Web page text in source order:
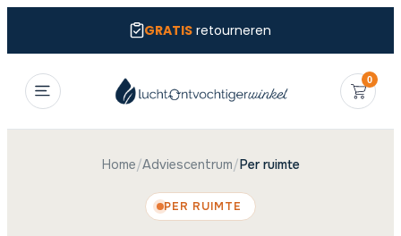
GRATISretourneren
0
Home/Adviescentrum/Per ruimte
PER RUIMTE